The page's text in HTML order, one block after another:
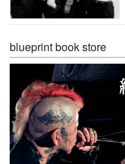
blueprint book store